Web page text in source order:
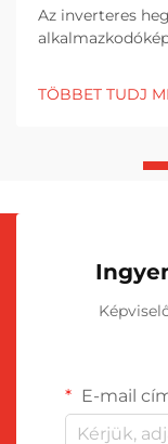
Az inverteres
képességeken
TÖBBET TUDJ
E-mail